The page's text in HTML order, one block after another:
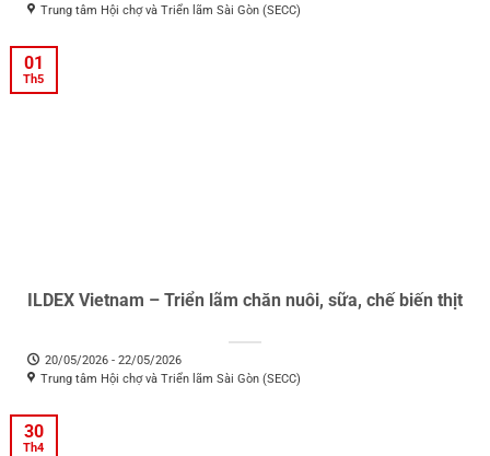
Trung tâm Hội chợ và Triển lãm Sài Gòn (SECC)
ILDEX Vietnam – Triển lãm chăn nuôi, sữa, chế biến thịt
20/05/2026 - 22/05/2026
Trung tâm Hội chợ và Triển lãm Sài Gòn (SECC)
01
Th5
30
Th4